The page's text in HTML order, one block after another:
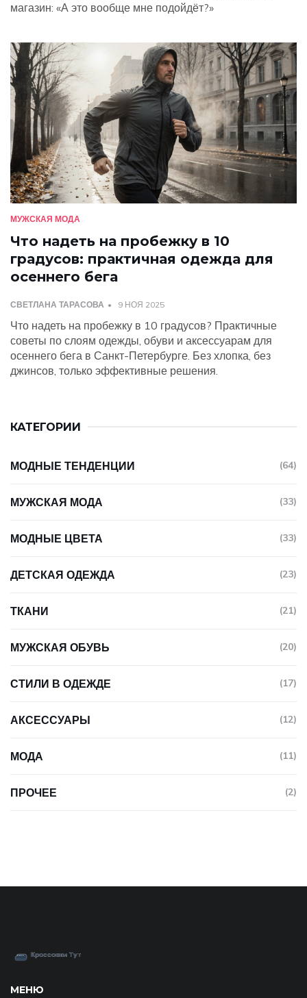
магазин: «А это вообще мне подойдёт?»
МУЖСКАЯ МОДА
Что надеть на пробежку в 10
градусов: практичная одежда для
осеннего бега
СВЕТЛАНА ТАРАСОВА 9 НОЯ 2025
Что надеть на пробежку в 10 градусов? Практичные
советы по слоям одежды, обуви и аксессуарам для
осеннего бега в Санкт-Петербурге. Без хлопка, без
джинсов, только эффективные решения.
КАТЕГОРИИ
МОДНЫЕ ТЕНДЕНЦИИ (64)
МУЖСКАЯ МОДА (33)
МОДНЫЕ ЦВЕТА (33)
ДЕТСКАЯ ОДЕЖДА (23)
ТКАНИ (21)
МУЖСКАЯ ОБУВЬ (20)
СТИЛИ В ОДЕЖДЕ (17)
АКСЕССУАРЫ (12)
МОДА (11)
ПРОЧЕЕ (2)
МЕНЮ